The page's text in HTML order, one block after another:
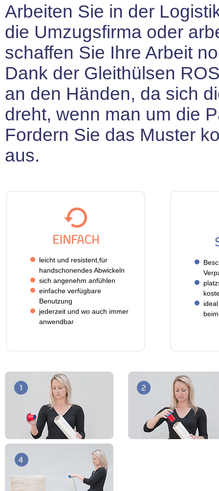
Arbeiten Sie in der
die Umzugsfirma oder
schaffen Sie Ihre Arbeit
Dank der Gleithülsen
an den Händen, da sich
dreht, wenn man um die
Fordern Sie das Muster
aus.
EINFACH
leicht und resistent,für
handschonendes Abwickeln
sich angenehm anfühlen
einfache verfügbare
Benutzung
jederzeit und wo auch immer
anwendbar